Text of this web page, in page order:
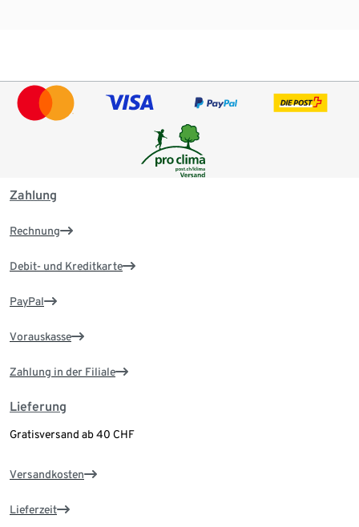
Zahlung
Rechnung
Debit- und Kreditkarte
PayPal
Vorauskasse
Zahlung in der Filiale
Lieferung
Gratisversand ab 40 CHF
Versandkosten
Lieferzeit